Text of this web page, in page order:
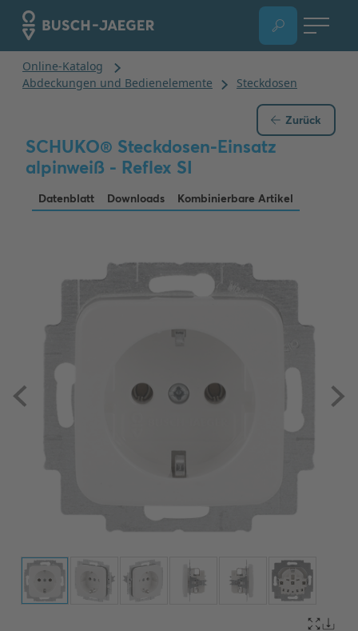
Zurück
SCHUKO® Steckdosen-Einsatz
alpinweiß - Reflex SI
Datenblatt Downloads Kombinierbare Artikel